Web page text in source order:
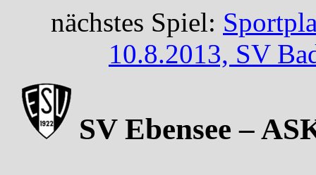
nächstes Spiel:
10.8.2013, SV
SV Ebensee –